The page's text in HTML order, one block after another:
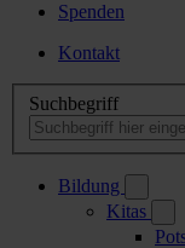
Spenden
Kontakt
Suchbegriff
Bildung
Kitas